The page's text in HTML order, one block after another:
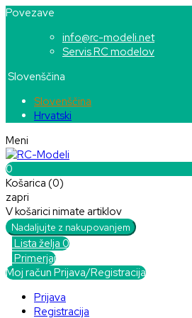
Povezave
info@rc-modeli.net
Servis RC modelov
Slovenščina
Slovenščina
Hrvatski
Meni
0
Košarica (0)
zapri
V košarici nimate artiklov
Nadaljujte z nakupovanjem
Lista želja 0
Primerjaj
Moj račun Prijava/Registracija
Prijava
Registracija